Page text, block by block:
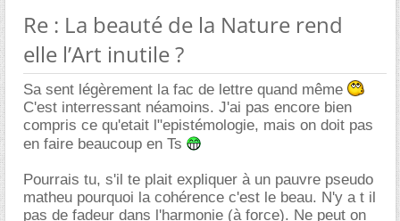
Re : La beauté de la Nature rend
elle l’Art inutile ?
Sa sent légèrement la fac de lettre quand même
C'est interressant néamoins. J'ai pas encore bien
compris ce qu'etait l"epistémologie, mais on doit pas
en faire beaucoup en Ts
Pourrais tu, s'il te plait expliquer à un pauvre pseudo
matheu pourquoi la cohérence c'est le beau. N'y a t il
pas de fadeur dans l'harmonie (à force). Ne peut on